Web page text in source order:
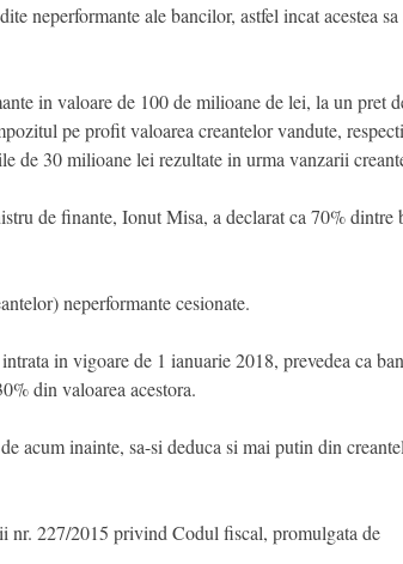
neperformante ale bancilor, astfel incat acestea sa
in valoare de 100 de milioane de lei, la un pret
pe profit valoarea creantelor vandute,
de 30 milioane lei rezultate in urma vanzarii
de finante, Ionut Misa, a declarat ca 70% dintre
neperformante cesionate.
in vigoare de 1 ianuarie 2018, prevedea ca
din valoarea acestora.
acum inainte, sa-si deduca si mai putin din
nr. 227/2015 privind Codul fiscal, promulgata de